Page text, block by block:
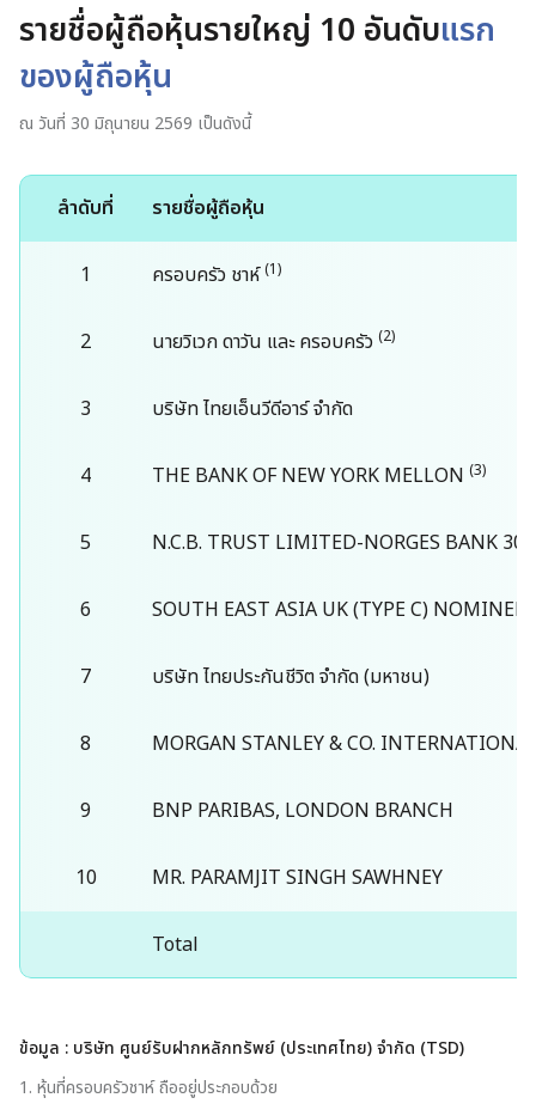
Anti-Allergic
Anti Infective
ข่าวแจ้งตลาดหลักทรัพย์
ข่าวสำหรับนักลงทุน
ปฏิทินนักลงทุน
ติดต่อนักลงทุนสัมพันธ์
ติดต่อนักวิเคราะห์
คำถามที่พบบ่อย
สิทธิมนุษยชน
อาชีวอนามัยและความปลอดภัย
ความรับผิดชอบต่อสังคม
พันธมิตรด้านความยั่งยืนและ
การเข้าถึงบริการด้านสุขภาพ
ความผูกพัน / ความพึงพอใจ
มิติด้านการกำกับดูแลกิจการ
การกำกับดูแลกิจการ
จริยธรรมทางธุรกิจและจรรยา
บรรณในการดำเนินธุรกิจ
การจัดการความเสี่ยง
การจัดการนวัตกรรม
รายชื่อผู้ถือหุ้นรายใหญ่ 10 อันดับแรก
ของผู้ถือหุ้น
ณ วันที่ 30 มิถุนายน 2569 เป็นดังนี้
ลำดับที่ รายชื่อผู้ถือหุ้น
1 ครอบครัว ชาห์(1)
2 นายวิเวก ดาวัน และ ครอบครัว (2)
3 บริษัท ไทยเอ็นวีดีอาร์ จำกัด
4 THE BANK OF NEW YORK MELLON (3)
5 N.C.B. TRUST LIMITED-NORGES BANK 30
6 SOUTH EAST ASIA UK (TYPE C)
7 บริษัท ไทยประกันชีวิต จำกัด (มหาชน)
8 MORGAN STANLEY & CO.
9 BNP PARIBAS, LONDON BRANCH
10 MR. PARAMJIT SINGH SAWHNEY
Total
ข้อมูล : บริษัท ศูนย์รับฝากหลักทรัพย์ (ประเทศไทย) จำกัด (TSD)
1. หุ้นที่ครอบครัวชาห์ ถืออยู่ประกอบด้วย